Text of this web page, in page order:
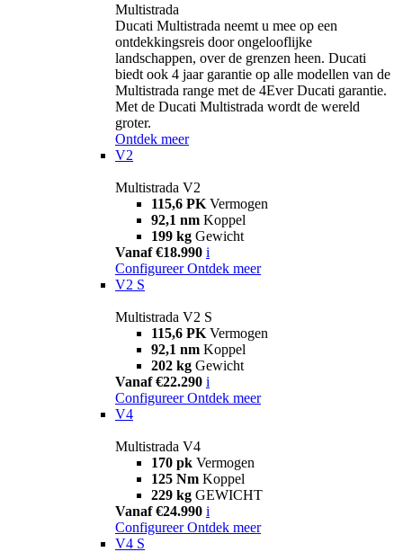
Multistrada
Ducati Multistrada neemt u mee op een
ontdekkingsreis door ongelooflijke
landschappen, over de grenzen heen. Ducati
biedt ook 4 jaar garantie op alle modellen van de
Multistrada range met de 4Ever Ducati garantie.
Met de Ducati Multistrada wordt de wereld
groter.
Ontdek meer
V2
Multistrada V2
115,6 PK Vermogen
92,1 nm Koppel
199 kg Gewicht
Vanaf €18.990 i
Configureer Ontdek meer
V2 S
Multistrada V2 S
115,6 PK Vermogen
92,1 nm Koppel
202 kg Gewicht
Vanaf €22.290 i
Configureer Ontdek meer
V4
Multistrada V4
170 pk Vermogen
125 Nm Koppel
229 kg GEWICHT
Vanaf €24.990 i
Configureer Ontdek meer
V4 S